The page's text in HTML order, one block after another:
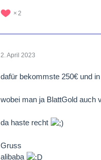
2
2. April 2023
dafür bekommste 250€ und
wobei man ja BlattGold auch
da haste recht
Gruss
alibaba